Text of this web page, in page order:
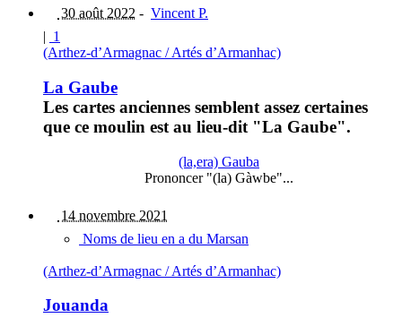
30 août 2022 - Vincent P.
| 1
(Arthez-d’Armagnac / Artés d’Armanhac)
La Gaube
Les cartes anciennes semblent assez certaines
que ce moulin est au lieu-dit "La Gaube".
(la,era) Gauba
Prononcer "(la) Gàwbe"...
14 novembre 2021
Noms de lieu en a du Marsan
(Arthez-d’Armagnac / Artés d’Armanhac)
Jouanda